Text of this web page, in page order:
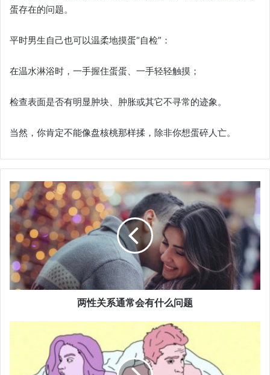
蛋存在的问题。
平时男生自己也可以温柔地摸蛋“自检”：
在温水淋浴时，一手握住蛋蛋、一手轻轻触摸；
检查表面是否有明显肿块、肿胀或其它不寻常的迹象。
当然，你肯定不能像盘核桃那样揉，除非你想蛋碎人亡。
两性关系通常会有什么问题